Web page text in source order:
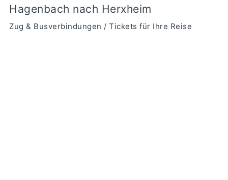
Hagenbach nach Herxheim
Zug & Busverbindungen / Tickets für Ihre Reise